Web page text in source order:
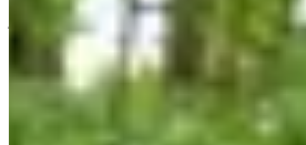
?
Junio de 2027
Fecha por confirmar